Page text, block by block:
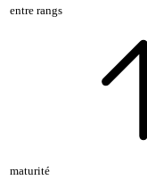
entre rangs
maturité